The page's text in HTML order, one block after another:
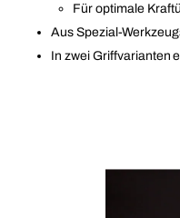
Für optimale
Aus Spezial-
In zwei Griffvarianten